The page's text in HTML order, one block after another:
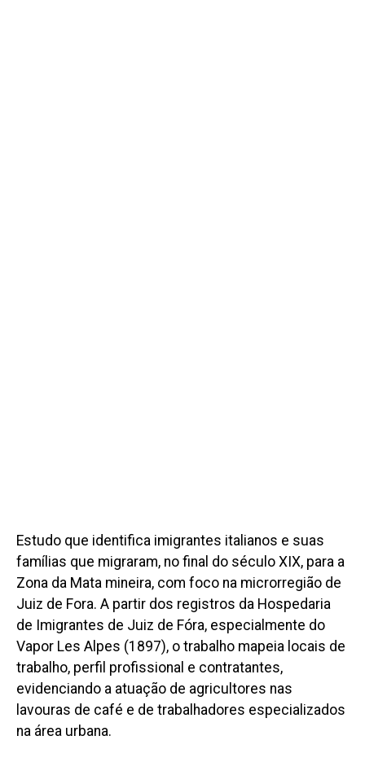
Estudo que identifica imigrantes italianos e suas
famílias que migraram, no final do século XIX, para a
Zona da Mata mineira, com foco na microrregião de
Juiz de Fora. A partir dos registros da Hospedaria
de Imigrantes de Juiz de Fóra, especialmente do
Vapor Les Alpes (1897), o trabalho mapeia locais de
trabalho, perfil profissional e contratantes,
evidenciando a atuação de agricultores nas
lavouras de café e de trabalhadores especializados
na área urbana.